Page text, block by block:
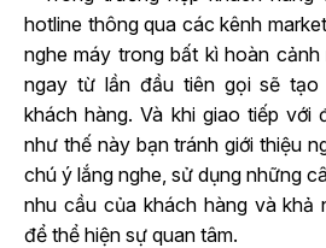
hotline thông qua các kênh
nghe máy trong bất kì hoàn
ngay từ lần đầu tiên gọi sẽ
khách hàng. Và khi giao tiếp với
như thế này bạn tránh giới thiệu
chú ý lắng nghe, sử dụng những
nhu cầu của khách hàng và khả
để thể hiện sự quan tâm.